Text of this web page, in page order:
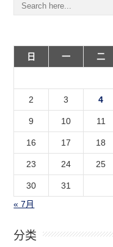
日
一 二
2 3 4
9 10 11
16 17 18
23 24 25
30
31
« 7月
分类